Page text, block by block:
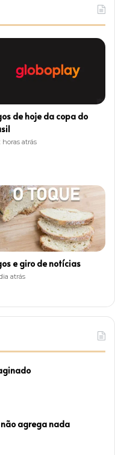
de hoje da copa do
horas atrás
e giro de notícias
atrás
agrega nada